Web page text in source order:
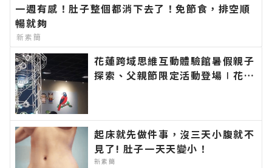
一週有感！肚子整個都消下去了！免節食，排空順
暢就夠
新素簡
花蓮跨域思維互動體驗館暑假親子
探索、父親節限定活動登場∣花蓮
訊！
起床就先做件事，沒三天小腹就不
見了! 肚子一天天變小！
新素簡